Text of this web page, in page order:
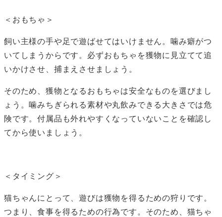
＜おもちゃ＞
飼い主様の手や足で遊ばせてはいけません。噛み癖がつ
いてしまうからです。必ずおもちゃを獲物に見立てて追
いかけさせ、捕まえさせましょう。
そのため、獲物となるおもちゃは安全なものを選びまし
ょう。噛みちぎられる素材や丸飲みできる大きさでは危
険です。付属品も外れやすくなっていないことを確認し
てから使いましょう。
＜タイミング＞
猫ちゃんにとって、遊びは獲物を得るための狩りです。
つまり、食事を得るための行為です。そのため、猫ちゃ